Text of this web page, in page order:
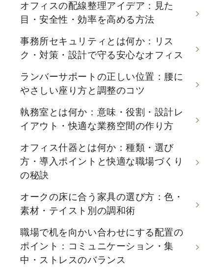
オフィスの配線整理アイデア：見た
目・安全性・効率を高める方法
事務所セキュリティとは何か：リス
ク・対策・設計で守る安心なオフィス
ランバーサポートの正しい位置：腰に
やさしい座り方と調整のコツ
執務室とは何か：意味・役割・設計レ
イアウト・快適な業務空間の作り方
オフィス什器とは何か：種類・選び
方・導入ポイントと快適な職場づくり
の秘訣
オークの床に合う家具の選び方：色・
素材・テイスト別の調和術
職場で机を向かい合わせにする配置の
ポイント：コミュニケーション・集
中・ストレスのバランス